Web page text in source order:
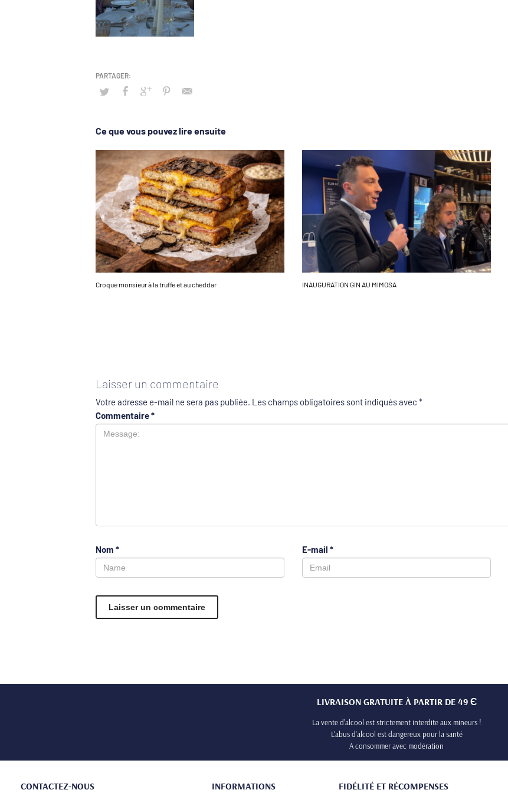
Ce que vous pouvez lire ensuite
Croque monsieur à la truffe et au cheddar INAUGURATION GIN AU MIMOSA
Laisser un commentaire
Votre adresse e-mail ne sera pas publiée. Les champs obligatoires sont indiqués avec *
Commentaire*
Nom * E-mail *
LIVRAISON GRATUITE À PARTIR DE 49 Є
La vente d’alcool est strictement interdite aux mineurs !
L’abus d’alcool est dangereux pour la santé
A consommer avec modération
CONTACTEZ-NOUS INFORMATIONS FIDÉLITÉ ET RÉCOMPENSES